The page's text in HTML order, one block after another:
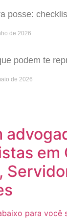
posse:
de 2026
podem te
de 2026
em
para você